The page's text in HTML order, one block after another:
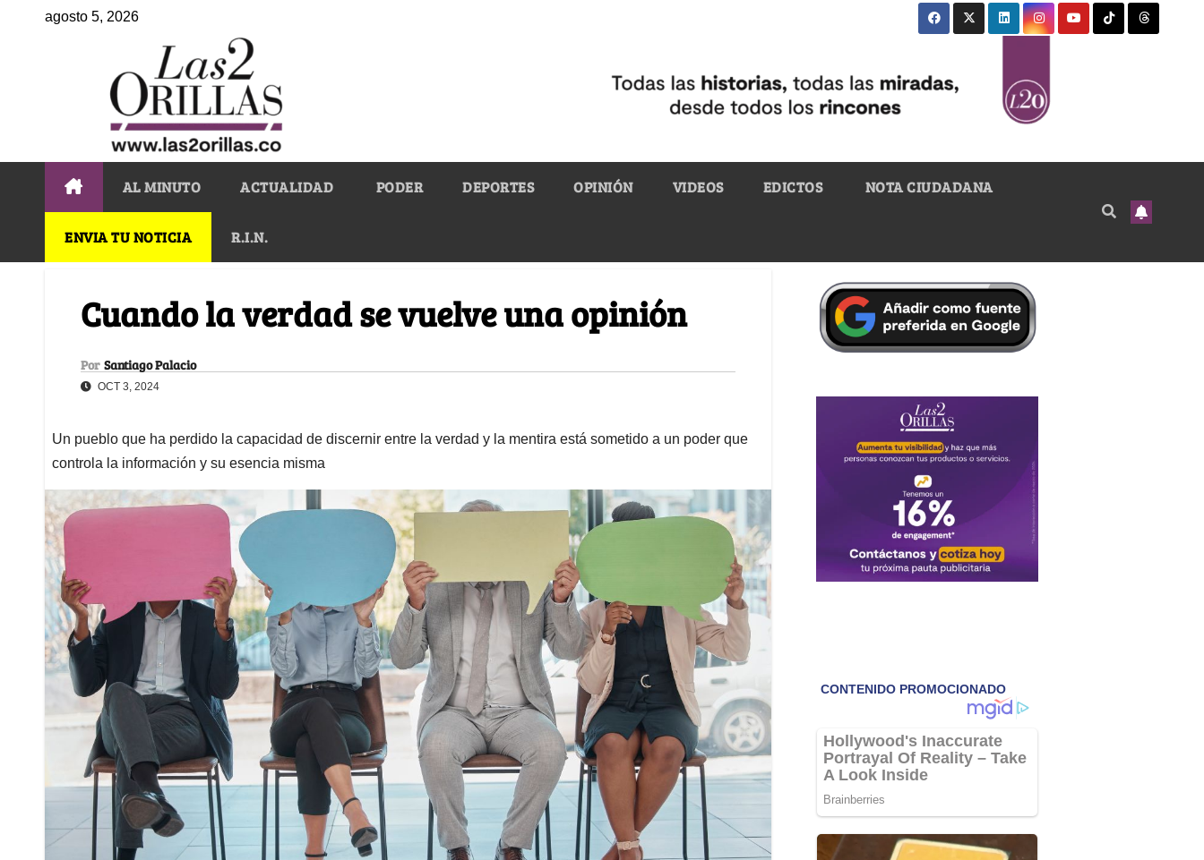
agosto 5, 2026
AL MINUTO ACTUALIDAD PODER DEPORTES OPINIÓN VIDEOS EDICTOS NOTA CIUDADANA
ENVIA TU NOTICIA R.I.N.
Cuando la verdad se vuelve una opinión
Por Santiago Palacio
OCT 3, 2024
Un pueblo que ha perdido la capacidad de discernir entre la verdad y la mentira está sometido a un poder que
controla la información y su esencia misma